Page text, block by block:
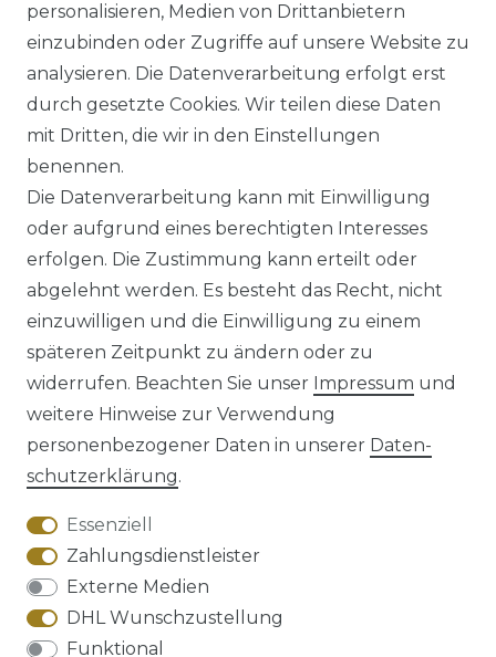
langarm Hemd verschiedene
Farben (006050)
UVP 49,99 €
ab 47,99 € *
Impressum Daten­schutz­erklärung
AGB Barrierefreiheitserklärung
Widerrufs­recht
personalisieren, Medien von Drittanbietern
einzubinden oder Zugriffe auf unsere Website zu
analysieren. Die Datenverarbeitung erfolgt erst
durch gesetzte Cookies. Wir teilen diese Daten
mit Dritten, die wir in den Einstellungen
benennen.
Die Datenverarbeitung kann mit Einwilligung
oder aufgrund eines berechtigten Interesses
erfolgen. Die Zustimmung kann erteilt oder
abgelehnt werden. Es besteht das Recht, nicht
einzuwilligen und die Einwilligung zu einem
späteren Zeitpunkt zu ändern oder zu
widerrufen. Beachten Sie unser Impressum und
weitere Hinweise zur Verwendung
personenbezogener Daten in unserer Daten­
schutz­erklärung.
Essenziell
Zahlungsdienstleister
Externe Medien
DHL Wunschzustellung
Funktional